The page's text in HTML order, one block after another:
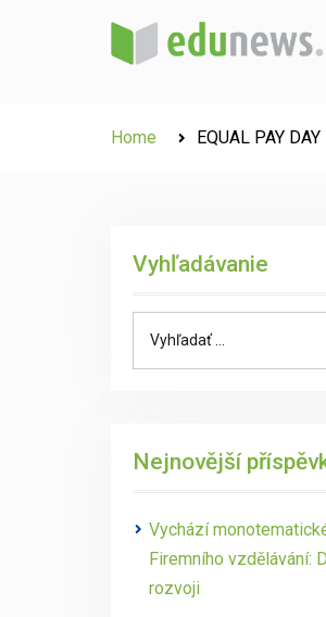
Home ​EQUAL PAY
Vyhľadávanie
Nejnovější
Vychází
Firemního vzdělávání:
rozvoji